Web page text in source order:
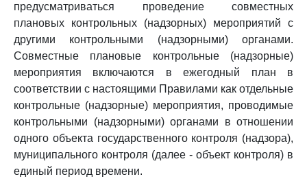
предусматриваться проведение совместных
плановых контрольных (надзорных) мероприятий с
другими контрольными (надзорными) органами.
Совместные плановые контрольные (надзорные)
мероприятия включаются в ежегодный план в
соответствии с настоящими Правилами как отдельные
контрольные (надзорные) мероприятия, проводимые
контрольными (надзорными) органами в отношении
одного объекта государственного контроля (надзора),
муниципального контроля (далее - объект контроля) в
единый период времени.